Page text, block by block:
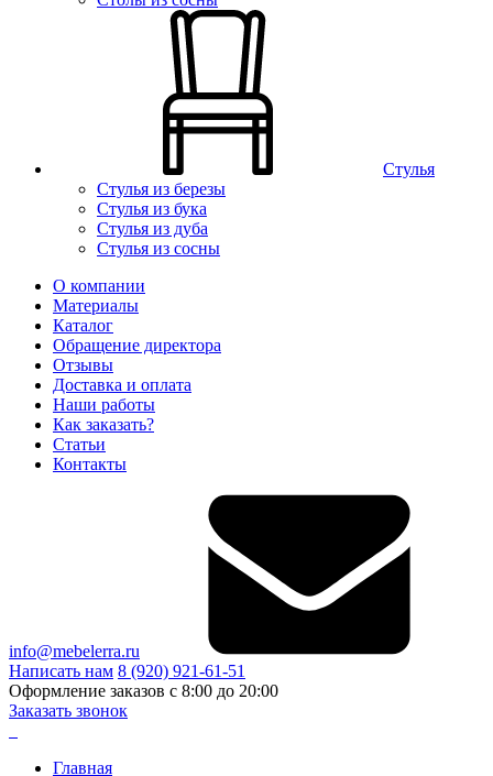
Стулья
Стулья из березы
Стулья из бука
Стулья из дуба
Стулья из сосны
О компании
Материалы
Каталог
Обращение директора
Отзывы
Доставка и оплата
Наши работы
Как заказать?
Статьи
Контакты
info@mebelerra.ru
Написать нам 8 (920) 921-61-51
Оформление заказов с 8:00 до 20:00
Заказать звонок
Главная